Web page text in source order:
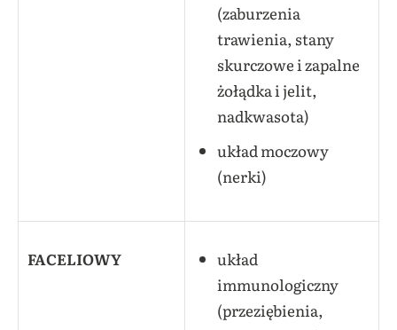
(zaburzenia
trawienia, stany
skurczowe i zapalne
żołądka i jelit,
nadkwasota)
układ moczowy
(nerki)
FACELIOWY
układ
immunologiczny
(przeziębienia,